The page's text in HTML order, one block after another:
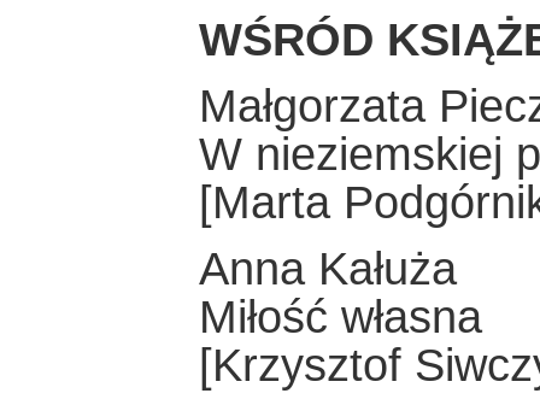
WŚRÓD
Małgorzata
W nieziemskiej
[Marta
Anna Kałuża
Miłość własna
[Krzysztof